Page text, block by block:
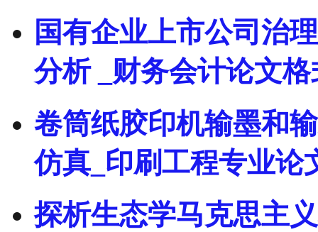
国有企业上市公司治
分析 _财务会计论文格
卷筒纸胶印机输墨和
仿真_印刷工程专业论
探析生态学马克思主